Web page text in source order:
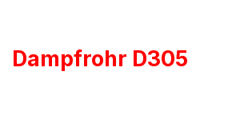
Dampfrohr D305